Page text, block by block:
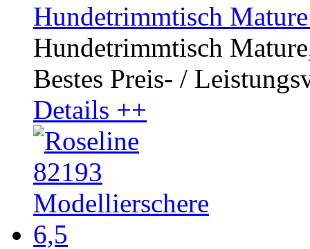
Hundetrimmtisch
Hundetrimmtisch
Bestes Preis- /
Details ++